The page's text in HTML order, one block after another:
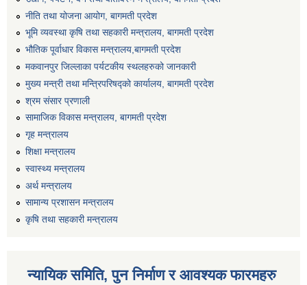
नीति तथा योजना आयोग, बागमती प्रदेश
भूमि व्यवस्था कृषि तथा सहकारी मन्त्रालय, बागमती प्रदेश
भौतिक पूर्वाधार विकास मन्त्रालय,बागमती प्रदेश
मकवानपुर जिल्लाका पर्यटकीय स्थलहरुको जानकारी
मुख्य मन्त्री तथा मन्त्रिपरिषद्को कार्यालय, बागमती प्रदेश
श्रम संसार प्रणाली
सामाजिक विकास मन्त्रालय, बागमती प्रदेश
गृह मन्त्रालय
शिक्षा मन्त्रालय
स्वास्थ्य मन्त्रालय
अर्थ मन्त्रालय
सामान्य प्रशासन मन्त्रालय
कृषि तथा सहकारी मन्त्रालय
न्यायिक समिति, पुन निर्माण र आवश्यक फारमहरु